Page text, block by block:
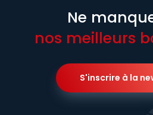
Ne
nos meilleurs
S'inscrire à la